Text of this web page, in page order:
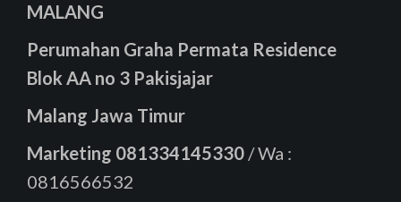
MALANG
Perumahan Graha Permata Residence
Blok AA no 3 Pakisjajar
Malang Jawa Timur
Marketing 081334145330 / Wa :
0816566532